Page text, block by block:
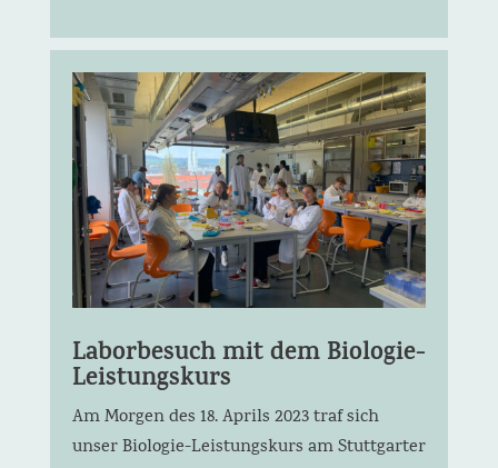
Laborbesuch mit dem Biologie-
Leistungskurs
Am Morgen des 18. Aprils 2023 traf sich
unser Biologie-Leistungskurs am Stuttgarter